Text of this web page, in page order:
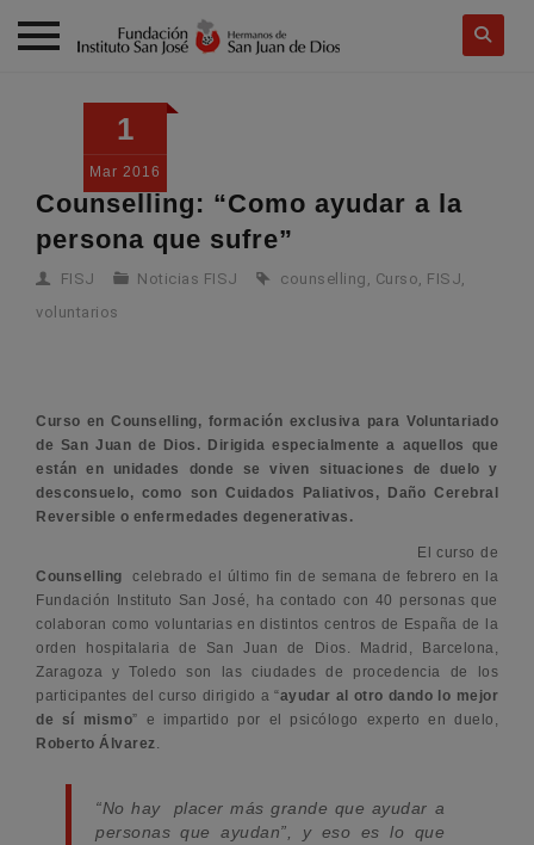
1
Mar 2016
Counselling: “Como ayudar a la
persona que sufre”
FISJ Noticias FISJ counselling , Curso, FISJ,
voluntarios
Curso en Counselling, formación exclusiva para Voluntariado
de San Juan de Dios. Dirigida especialmente a aquellos que
están en unidades donde se viven situaciones de duelo y
desconsuelo, como son Cuidados Paliativos, Daño Cerebral
Reversible o enfermedades degenerativas.
El curso de
Counselling celebrado el último fin de semana de febrero en la
Fundación Instituto San José, ha contado con 40 personas que
colaboran como voluntarias en distintos centros de España de la
orden hospitalaria de San Juan de Dios. Madrid, Barcelona,
Zaragoza y Toledo son las ciudades de procedencia de los
participantes del curso dirigido a “ayudar al otro dando lo mejor
de sí mismo” e impartido por el psicólogo experto en duelo,
Roberto Álvarez.
“No hay placer más grande que ayudar a
personas que ayudan”,
y eso es lo que